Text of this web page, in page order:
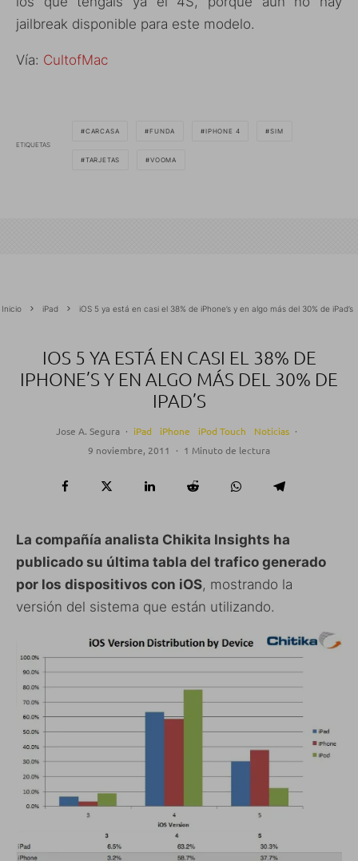
jailbreak disponible para este modelo.
Vía: CultofMac
ETIQUETAS
CARCASA FUNDA IPHONE 4 SIM
TARJETAS VOOMA
Inicio iPad iOS 5 ya está en casi el 38% de iPhone’s y en algo más del 30% de iPad’s
IOS 5 YA ESTÁ EN CASI EL 38% DE
IPHONE’S Y EN ALGO MÁS DEL 30% DE
IPAD’S
Jose A. Segura · iPad iPhone iPod Touch Noticias ·
9 noviembre, 2011
· 1 Minuto de lectura
La compañía analista Chikita Insights ha
publicado su última tabla del trafico generado
por los dispositivos con iOS, mostrando la
versión del sistema que están utilizando.